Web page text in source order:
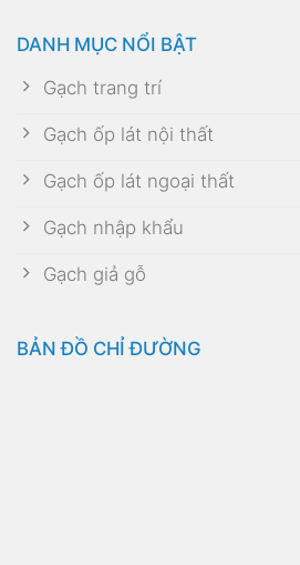
DANH MỤC NỔI BẬT
Gạch trang trí
Gạch ốp lát nội thất
Gạch ốp lát ngoại thất
Gạch nhập khẩu
Gạch giả gỗ
BẢN ĐỒ CHỈ ĐƯỜNG